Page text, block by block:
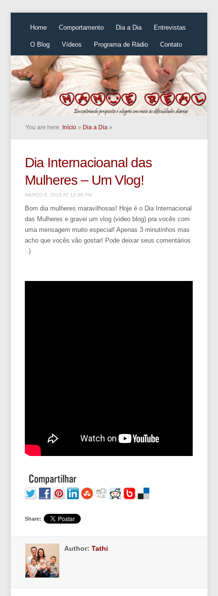
Home Comportamento Dia a Dia Entrevistas
O Blog Vídeos Programa de Rádio Contato
You are here: Início » Dia a Dia »
Dia Internacioanal das
Mulheres – Um Vlog!
MARÇO 8, 2015 AT 12:38 PM
Bom dia mulheres maravilhosas! Hoje é o Dia Internacional
das Mulheres e gravei um vlog (video blog) pra vocês com
uma mensagem muito especial! Apenas 3 minutinhos mas
acho que vocês vão gostar! Pode deixar seus comentários
: )
Share:
Author:Tathi